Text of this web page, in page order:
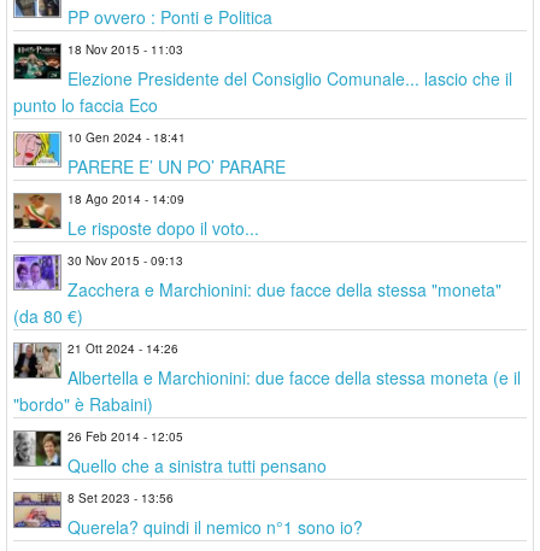
PP ovvero : Ponti e Politica
18 Nov 2015 - 11:03
Elezione Presidente del Consiglio Comunale... lascio che il
punto lo faccia Eco
10 Gen 2024 - 18:41
PARERE E’ UN PO’ PARARE
18 Ago 2014 - 14:09
Le risposte dopo il voto...
30 Nov 2015 - 09:13
Zacchera e Marchionini: due facce della stessa "moneta"
(da 80 €)
21 Ott 2024 - 14:26
Albertella e Marchionini: due facce della stessa moneta (e il
"bordo" è Rabaini)
26 Feb 2014 - 12:05
Quello che a sinistra tutti pensano
8 Set 2023 - 13:56
Querela? quindi il nemico n°1 sono io?